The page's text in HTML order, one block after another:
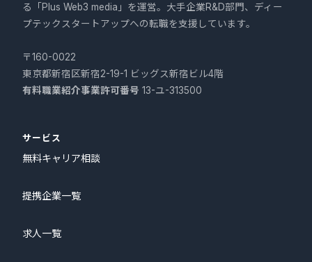
る「Plus Web3 media」を運営。大手企業R&D部門、ディー
プテックスタートアップへの転職を支援しています。
〒160-0022
東京都新宿区新宿2-19-1 ビッグス新宿ビル4階
有料職業紹介事業許可番号 13-ユ-313500
サービス
無料キャリア相談
提携企業一覧
求人一覧